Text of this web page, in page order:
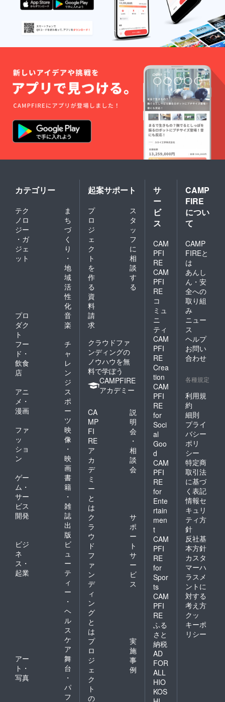
カテゴリー
テク
ノロ
ジー
・ガ
ジェ
ット
ま
ち
づ
く
り
・
地
域
活
性
化
プロ
ダク
ト
音
楽
フー
ド・
飲食
店
チ
ャ
レ
ン
ジ
アニ
メ・
漫画
ス
ポ
ー
ツ
ファ
ッ
ショ
ン
映
像
・
映
画
ゲー
ム・
サー
ビス
開発
書
籍
・
雑
誌
出
版
ビジ
ネ
ス・
起業
ビ
ュ
ー
テ
ィ
ー
・
ヘ
ル
ス
ケ
ア
アー
ト・
写真
舞
台
・
パ
フ
起案サポート
プ
ロ
ジ
ェ
ク
ト
を
作
る
ス
タ
ッ
フ
に
相
談
す
る
資
料
請
求
クラウドファ
ンディングの
ノウハウを無
料で学ぼう
CAMPFIRE
アカデミー
CA
MP
FI
RE
ア
カ
デ
ミ
ー
と
は
説
明
会
・
相
談
会
ク
ラ
ウ
ド
フ
ァ
ン
デ
ィ
ン
グ
と
は
サ
ポ
ー
ト
サ
ー
ビ
ス
プ
ロ
ジ
ェ
ク
ト
の
実
施
事
例
サ
ー
ビ
ス
CAM
PFI
RE
CAM
PFI
RE
コ
ミュ
ニ
ティ
CAM
PFI
RE
Crea
tion
CAM
PFI
RE
for
Soci
al
Goo
d
CAM
PFI
RE
for
Ente
rtain
men
t
CAM
PFI
RE
for
Spor
ts
CAM
PFI
RE
ふる
さと
納税
AD
FOR
ALL
HIO
KOS
CAMP
FIRE
につい
て
CAMP
FIREと
は
あんし
ん・安
全への
取り組
み
ニュー
ス
ヘルプ
お問い
合わせ
各種規定
利用規
約
細則
プライ
バシー
ポリ
シー
特定商
取引法
に基づ
く表記
情報セ
キュリ
ティ方
針
反社基
本方針
カスタ
マーハ
ラスメ
ントに
対する
考え方
クッ
キーポ
リシー